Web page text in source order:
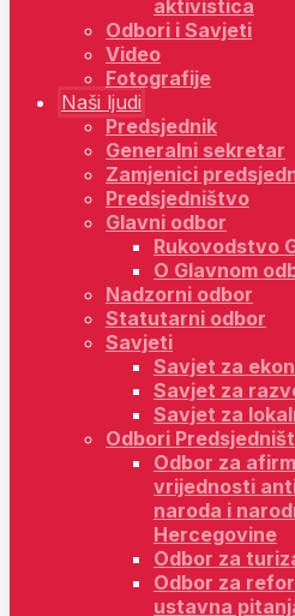
aktivistica
Odbori i Savjeti
Video
Fotografije
Naši ljudi
Predsjednik
Generalni sekretar
Zamjenici
Predsjedništvo
Glavni odbor
Rukovodstvo
O Glavnom
Nadzorni odbor
Statutarni odbor
Savjeti
Savjet za
Savjet za
Savjet za
Odbori
Odbor za
vrijednosti
naroda i
Hercegovine
Odbor za
Odbor za
ustavna